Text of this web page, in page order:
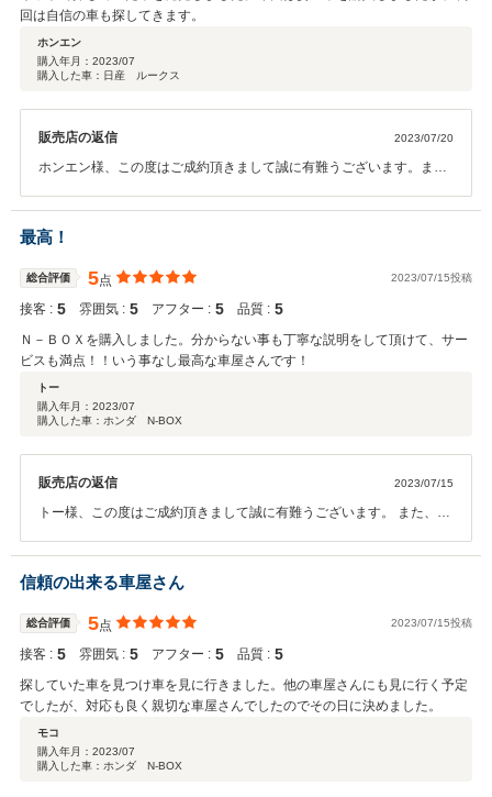
回は自信の車も探してきます。
ホンエン
購入年月： 2023/07
購入した車：日産 ルークス
販売店の返信 2023/07/20
ホンエン様、この度はご成約頂きまして誠に有難うございます。ま
望に沿うお車が見つかり、弊社スタッフ一同も嬉しい限りで御座いま
す。今後も末長いお付き合いを頂ければ幸いです。この度は誠に有難
最高！
総合評価 5点 2023/07/15投稿
接客 : 5 雰囲気 : 5 アフター : 5 品質 : 5
Ｎ－ＢＯＸを購入しました。分からない事も丁寧な説明をして頂けて、サー
ビスも満点！！いう事なし最高な車屋さんです！
トー
購入年月： 2023/07
購入した車：ホンダ N-BOX
販売店の返信 2023/07/15
トー様、この度はご成約頂きまして誠に有難うございます。 また、高
うお車が見つかり、弊社スタッフ一同も嬉しい限りで御座います。今
後も末長いお付き合いを頂ければ幸いです。 この度は誠に有難うござ
いました。カーバンクライトスタッフ一同
信頼の出来る車屋さん
総合評価 5点 2023/07/15投稿
接客 : 5 雰囲気 : 5 アフター : 5 品質 : 5
探していた車を見つけ車を見に行きました。他の車屋さんにも見に行く予定
でしたが、対応も良く親切な車屋さんでしたのでその日に決めました。
モコ
購入年月： 2023/07
購入した車：ホンダ N-BOX